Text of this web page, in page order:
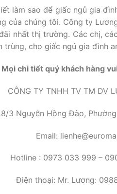
làm sao để giấc ngủ gia
của chúng tôi. Công ty
nhất thị trường. Các chị,
trùng, cho giấc ngủ gia đình
Mọi chi tiết quý khách hàng
CÔNG TY TNHH TV TM DV
3 Nguyễn Hồng Đào, Phường
Email:
Hotline : 0973 033 999 –
Điện thoại: Mr. Lương: